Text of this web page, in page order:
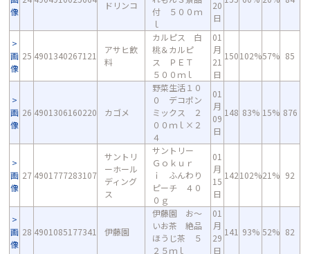
像
ドリンコ
付 ５００ｍ
ｌ
20
日
画
像
25 4901340267121
アサヒ飲
料
カルピス 白
桃＆カルピ
ス ＰＥＴ
５００ｍｌ
01
月
21
日
150102%57% 85
画
像
26 4901306160220 カゴメ
野菜生活１０
０ デコポン
ミックス ２
００ｍｌ×２
４
01
月
09
日
148 83% 15% 876
画
像
27 4901777283107
サントリ
ーホール
ディング
ス
サントリー
Ｇｏｋｕｒ
ｉ ふんわり
ピーチ ４０
０ｇ
01
月
15
日
142102%21% 92
画
像
28 4901085177341 伊藤園
伊藤園 お～
いお茶 絶品
ほうじ茶 ５
２５ｍｌ
01
月
29
日
141 93% 52% 82